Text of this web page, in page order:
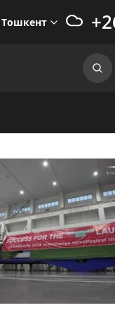
Тошкент